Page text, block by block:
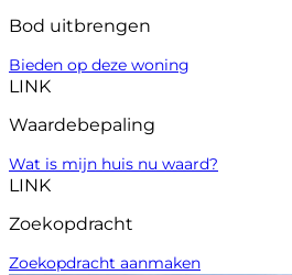
Bod uitbrengen
Bieden op deze woning
LINK
Waardebepaling
Wat is mijn huis nu waard?
LINK
Zoekopdracht
Zoekopdracht aanmaken